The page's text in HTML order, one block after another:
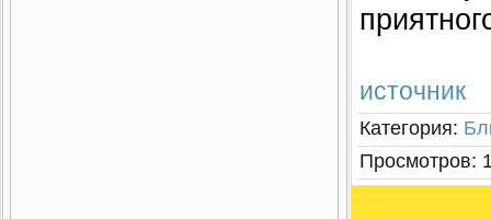
источник
Категория:
Просмотров: